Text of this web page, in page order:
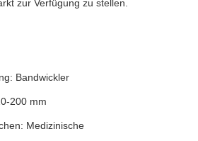
zur Verfügung zu stellen.
Bandwickler
200 mm
Medizinische